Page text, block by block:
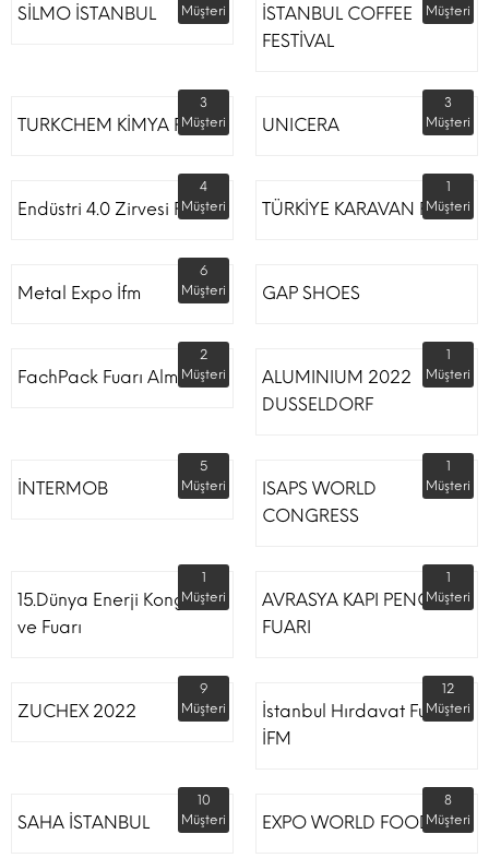
SİLMO İSTANBUL Müşteri
İSTANBUL COFFEE
FESTİVAL
Müşteri
TURKCHEM KİMYA FUARI
3
Müşteri
UNICERA
3
Müşteri
Endüstri 4.0 Zirvesi Fuarı
4
Müşteri
TÜRKİYE KARAVAN FUARI
1
Müşteri
Metal Expo İfm
6
Müşteri
GAP SHOES
FachPack Fuarı Almanya
2
Müşteri
ALUMINIUM 2022
DUSSELDORF
1
Müşteri
İNTERMOB
5
Müşteri
ISAPS WORLD
CONGRESS
1
Müşteri
15.Dünya Enerji Kongresi
ve Fuarı
1
Müşteri
AVRASYA KAPI PENCERE
FUARI
1
Müşteri
ZUCHEX 2022
9
Müşteri
İstanbul Hırdavat Fuarı
İFM
12
Müşteri
SAHA İSTANBUL
10
Müşteri
EXPO WORLD FOOD
8
Müşteri